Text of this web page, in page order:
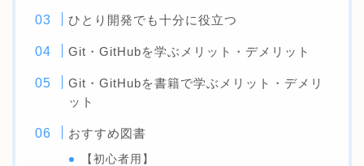
ひとり開発でも十分に役立つ
Git・GitHubを学ぶメリット・デメリット
Git・GitHubを書籍で学ぶメリット・デメリ
ット
おすすめ図書
【初心者用】